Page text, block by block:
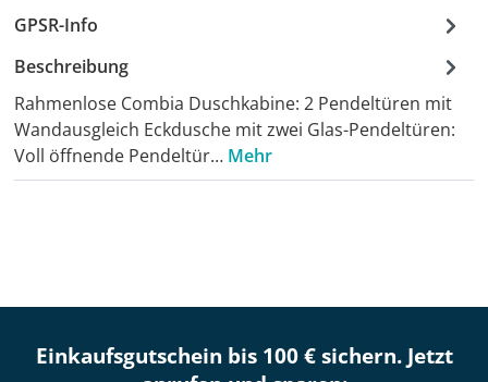
GPSR-Info
Beschreibung
Rahmenlose Combia Duschkabine: 2 Pendeltüren mit
Wandausgleich Eckdusche mit zwei Glas-Pendeltüren:
Voll öffnende Pendeltür… Mehr
Einkaufsgutschein bis 100 € sichern. Jetzt